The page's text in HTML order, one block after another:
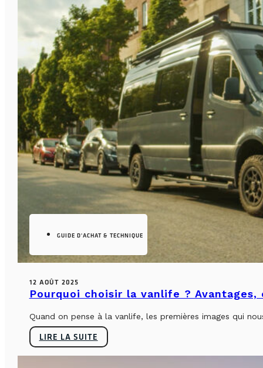
GUIDE D'ACHAT & TECHNIQUE
12 AOÛT 2025
Pourquoi choisir la vanlife ?
Quand on pense à la vanlife, les premières images qui
LIRE LA SUITE